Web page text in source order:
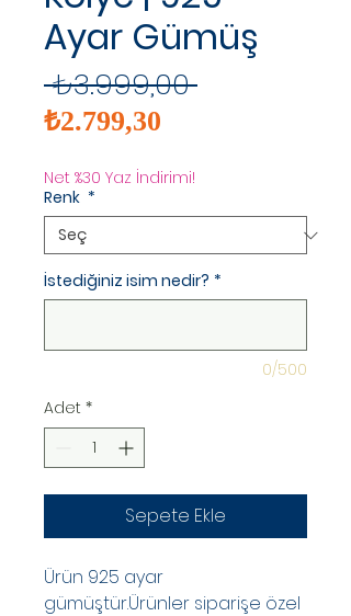
Ayar Gümüş
₺3.999,00 Normal
₺2.799,30
Net %30 Yaz İndirimi!
Renk *
İstediğiniz isim nedir? *
0/500
Adet *
Sepete Ekle
Ürün 925 ayar
gümüştür.Ürünler siparişe özel